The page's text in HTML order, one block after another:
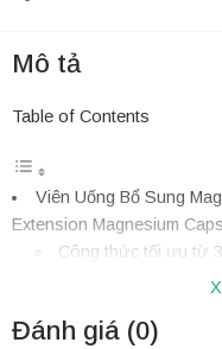
Mô tả
Table of Contents
Viên Uống Bổ Sung
Extension Magnesium
Công thức tối ưu từ
Thành phần chi tiết
Cách dùng & Hiệu quả
Đánh giá (0)